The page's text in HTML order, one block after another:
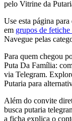
pelo Vitrine da
Use esta página para
em grupos de
Navegue pelas
Para quem chegou
Puta Da Família:
via Telegram.
Putaria para
Além do convite
busca putaria
a ficha explica o